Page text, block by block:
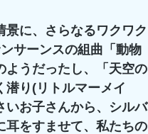
に、さらなるワクワク
サーンスの組曲「動物
ようだったし、「天空の
潜り(リトルマーメイ
いお子さんから、シルバ
耳をすませて、私たちの